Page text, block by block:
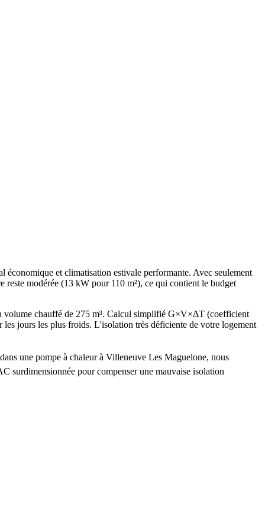
et climatisation estivale performante. Avec seulement
reste modérée (13 kW pour 110 m²), ce qui contient le budget
chauffé de 275 m³. Calcul simplifié G×V×ΔT (coefficient
jours les plus froids. L'isolation très déficiente de votre logement
une pompe à chaleur à Villeneuve Les Maguelone, nous
surdimensionnée pour compenser une mauvaise isolation